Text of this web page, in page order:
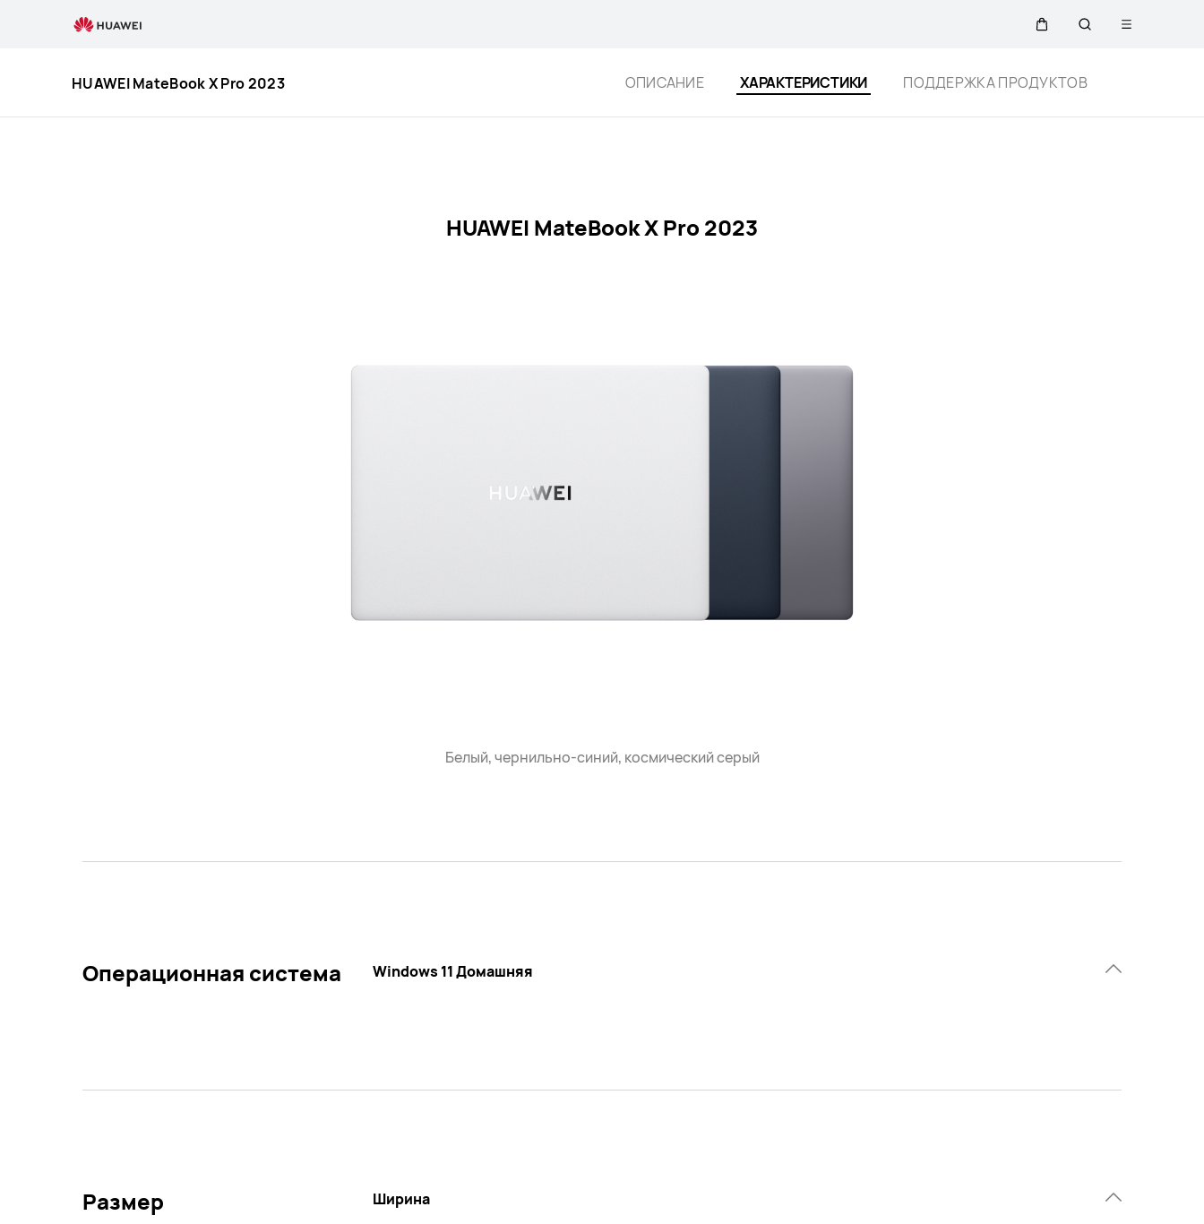
2023
Открыть
HUAWEI MateBook X Pro 2023
ОПИСАНИЕ ХАРАКТЕРИСТИКИ ПОДДЕРЖКА ПРОДУКТОВ
HUAWEI MateBook X Pro 2023
Белый, чернильно-синий, космический серый
Операционная система Windows 11 Домашняя
Размер
Ширина